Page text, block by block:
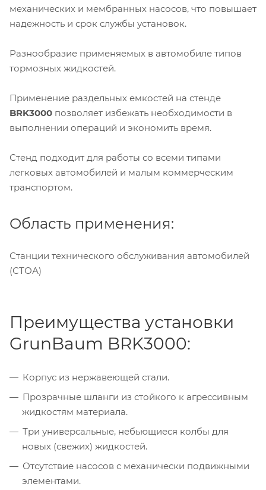
механических и мембранных насосов, что повышает
надежность и срок службы установок.
Разнообразие применяемых в автомобиле типов
тормозных жидкостей.
Применение раздельных емкостей на стенде
BRK3000 позволяет избежать необходимости в
выполнении операций и экономить время.
Стенд подходит для работы со всеми типами
легковых автомобилей и малым коммерческим
транспортом.
Область применения:
Станции технического обслуживания автомобилей
(СТОА)
Преимущества установки
GrunBaum BRK3000:
Корпус из нержавеющей стали.
Прозрачные шланги из стойкого к агрессивным
жидкостям материала.
Три универсальные, небьющиеся колбы для
новых (свежих) жидкостей.
Отсутствие насосов с механически подвижными
элементами.